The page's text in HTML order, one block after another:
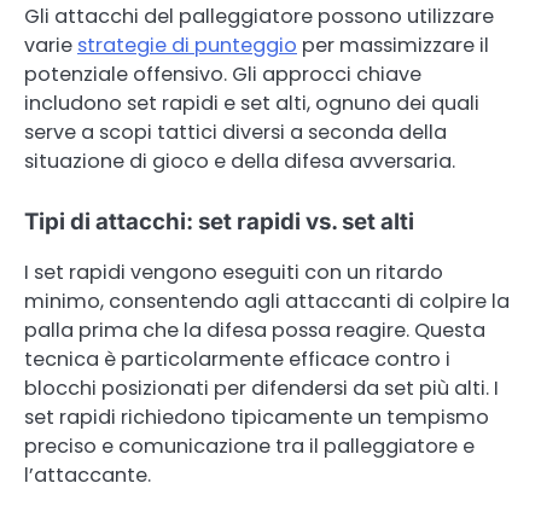
Gli attacchi del palleggiatore possono utilizzare
varie strategie di punteggio per massimizzare il
potenziale offensivo. Gli approcci chiave
includono set rapidi e set alti, ognuno dei quali
serve a scopi tattici diversi a seconda della
situazione di gioco e della difesa avversaria.
Tipi di attacchi: set rapidi vs. set alti
I set rapidi vengono eseguiti con un ritardo
minimo, consentendo agli attaccanti di colpire la
palla prima che la difesa possa reagire. Questa
tecnica è particolarmente efficace contro i
blocchi posizionati per difendersi da set più alti. I
set rapidi richiedono tipicamente un tempismo
preciso e comunicazione tra il palleggiatore e
l’attaccante.